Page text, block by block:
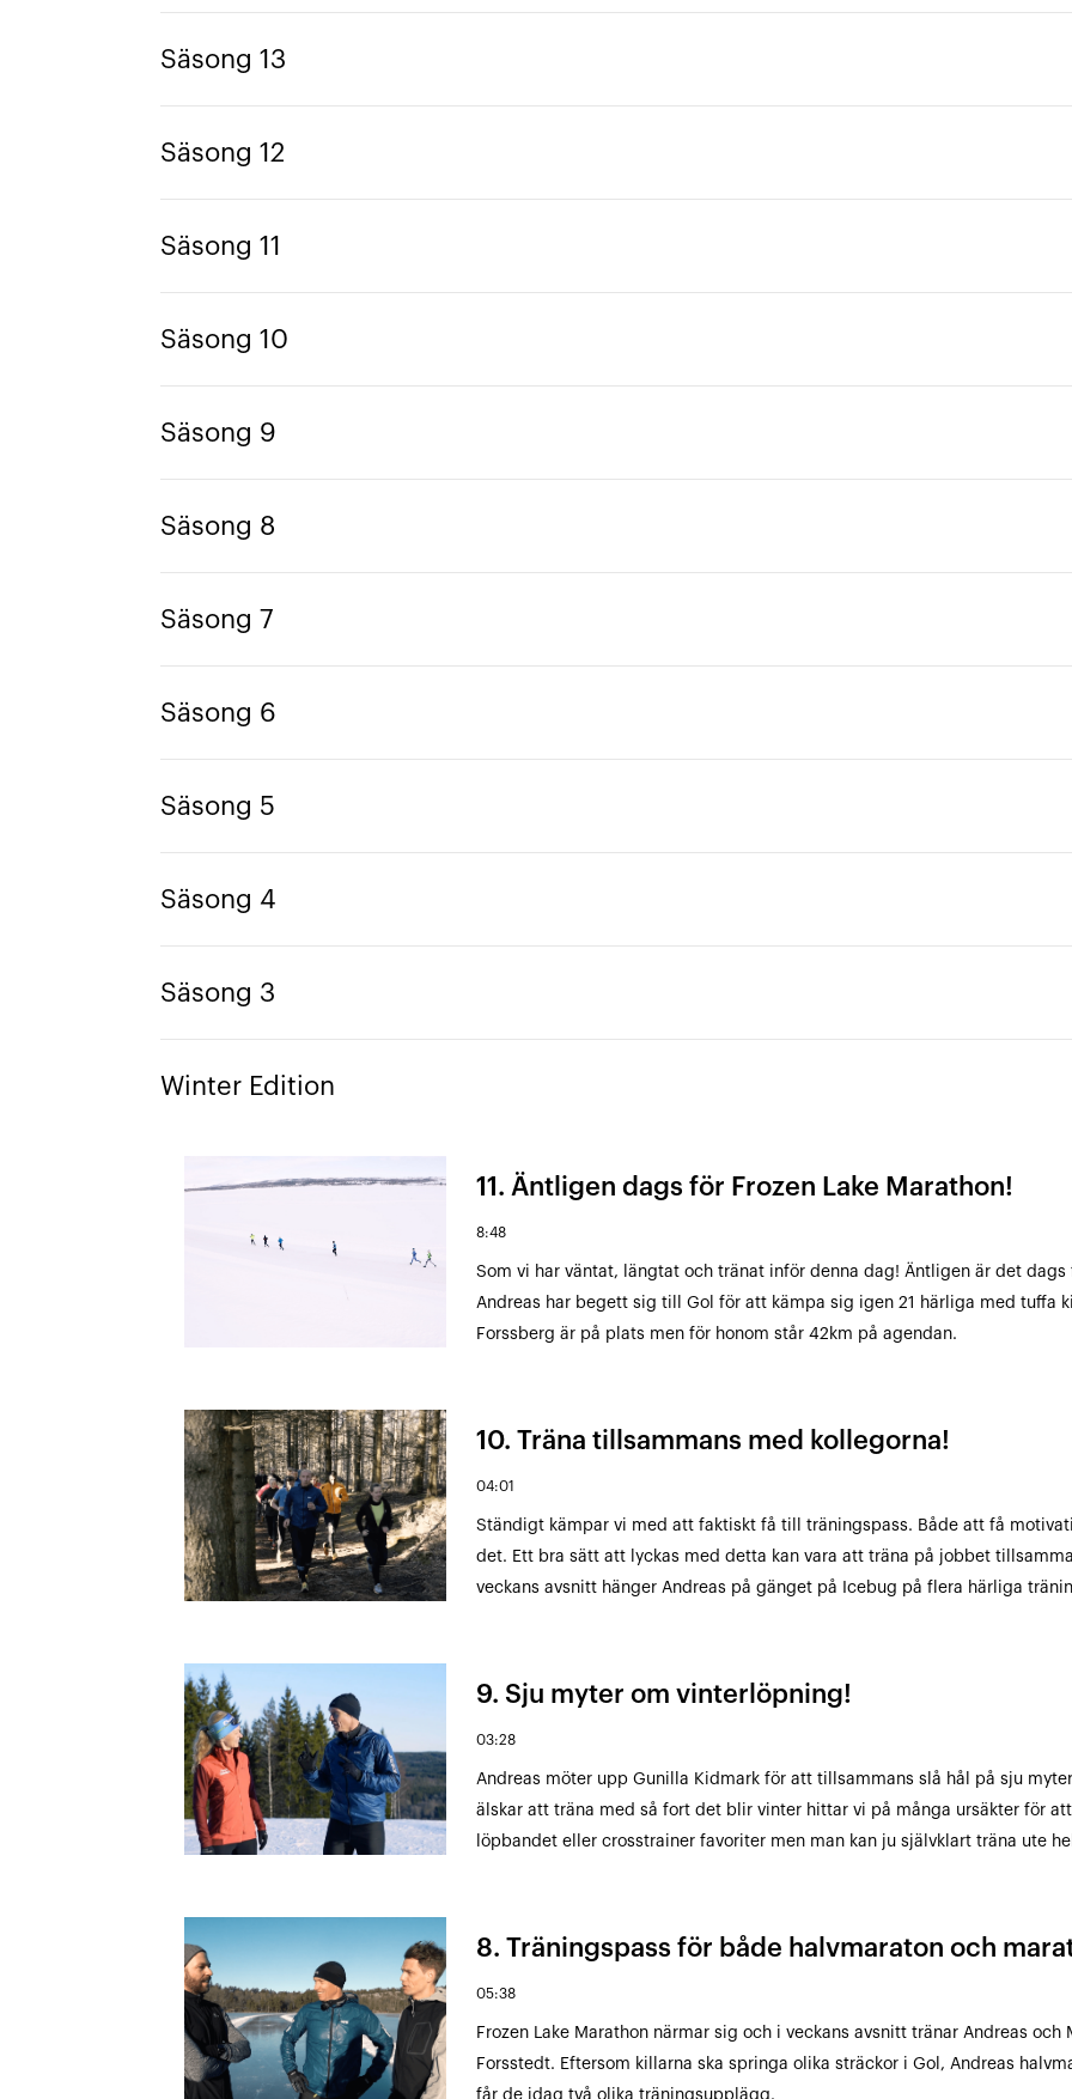
Säsong 13
Säsong 12
Säsong 11
Säsong 10
Säsong 9
Säsong 8
Säsong 7
Säsong 6
Säsong 5
Säsong 4
Säsong 3
Winter Edition
11. Äntligen dags för Frozen Lake Marathon!
8:48
Som vi har väntat, längtat och tränat inför denna dag! Äntligen är det dags
Andreas har begett sig till Gol för att kämpa sig igen 21 härliga med tuffa
Forssberg är på plats men för honom står 42km på agendan.
10. Träna tillsammans med kollegorna!
04:01
Ständigt kämpar vi med att faktiskt få till träningspass. Både att få
det. Ett bra sätt att lyckas med detta kan vara att träna på jobbet
veckans avsnitt hänger Andreas på gänget på Icebug på flera härliga
9. Sju myter om vinterlöpning!
03:28
Andreas möter upp Gunilla Kidmark för att tillsammans slå hål på sju
älskar att träna med så fort det blir vinter hittar vi på många ursäkter för
löpbandet eller crosstrainer favoriter men man kan ju självklart träna ute
8. Träningspass för både halvmaraton och
05:38
Frozen Lake Marathon närmar sig och i veckans avsnitt tränar Andreas och
Forsstedt. Eftersom killarna ska springa olika sträckor i Gol, Andreas
får de idag två olika träningsupplägg.